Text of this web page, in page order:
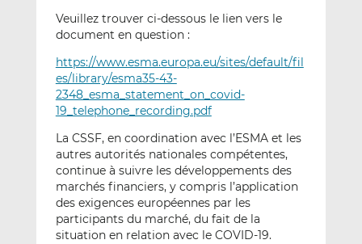
Veuillez trouver ci-dessous le lien vers le
document en question :
https://www.esma.europa.eu/sites/default/fil
es/library/esma35-43-
2348_esma_statement_on_covid-
19_telephone_recording.pdf
La CSSF, en coordination avec l’ESMA et les
autres autorités nationales compétentes,
continue à suivre les développements des
marchés financiers, y compris l’application
des exigences européennes par les
participants du marché, du fait de la
situation en relation avec le COVID-19.